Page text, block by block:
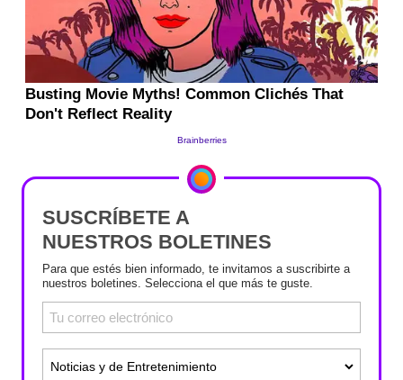
SUSCRÍBETE A
NUESTROS BOLETINES
Para que estés bien informado, te invitamos a suscribirte a
nuestros boletines. Selecciona el que más te guste.